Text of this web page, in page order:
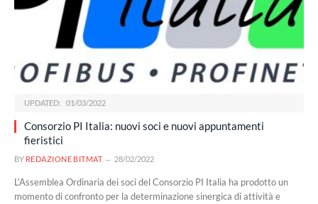
UPDATED: 01/03/2022
Consorzio PI Italia: nuovi soci e nuovi appuntamenti
fieristici
BY REDAZIONE BITMAT 28/02/2022
L’Assemblea Ordinaria dei soci del Consorzio PI Italia ha prodotto un
momento di confronto per la determinazione sinergica di attività e